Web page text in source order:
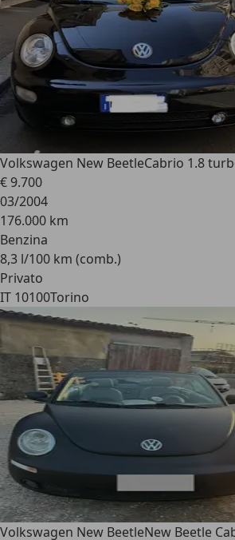
Volkswagen New BeetleCabrio 1.8
€ 9.700
03/2004
176.000 km
Benzina
8,3 l/100 km (comb.)
Privato
IT 10100Torino
Volkswagen New BeetleNew Beetle